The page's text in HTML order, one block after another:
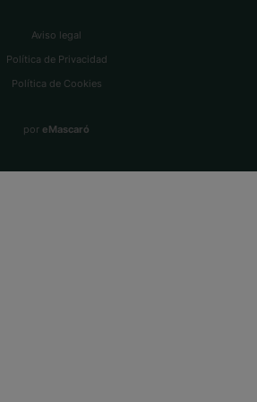
Aviso legal
Política de Privacidad
Política de Cookies
por eMascaró